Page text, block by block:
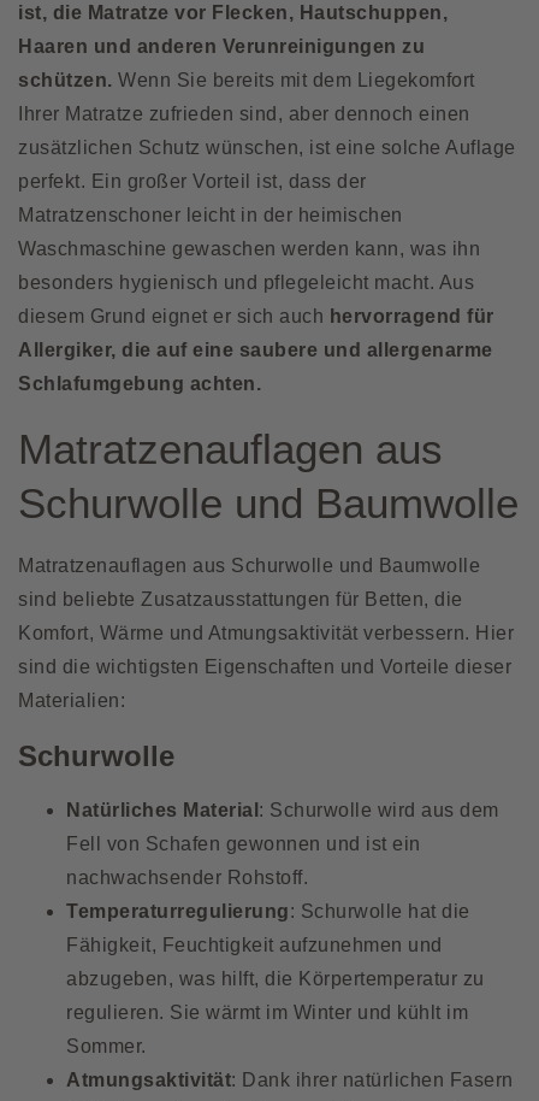
ist, die Matratze vor Flecken, Hautschuppen,
Haaren und anderen Verunreinigungen zu
schützen. Wenn Sie bereits mit dem Liegekomfort
Ihrer Matratze zufrieden sind, aber dennoch einen
zusätzlichen Schutz wünschen, ist eine solche Auflage
perfekt. Ein großer Vorteil ist, dass der
Matratzenschoner leicht in der heimischen
Waschmaschine gewaschen werden kann, was ihn
besonders hygienisch und pflegeleicht macht. Aus
diesem Grund eignet er sich auch hervorragend für
Allergiker, die auf eine saubere und allergenarme
Schlafumgebung achten.
Matratzenauflagen aus
Schurwolle und Baumwolle
Matratzenauflagen aus Schurwolle und Baumwolle
sind beliebte Zusatzausstattungen für Betten, die
Komfort, Wärme und Atmungsaktivität verbessern. Hier
sind die wichtigsten Eigenschaften und Vorteile dieser
Materialien:
Schurwolle
Natürliches Material : Schurwolle wird aus dem
Fell von Schafen gewonnen und ist ein
nachwachsender Rohstoff.
Temperaturregulierung: Schurwolle hat die
Fähigkeit, Feuchtigkeit aufzunehmen und
abzugeben, was hilft, die Körpertemperatur zu
regulieren. Sie wärmt im Winter und kühlt im
Sommer.
Atmungsaktivität: Dank ihrer natürlichen Fasern